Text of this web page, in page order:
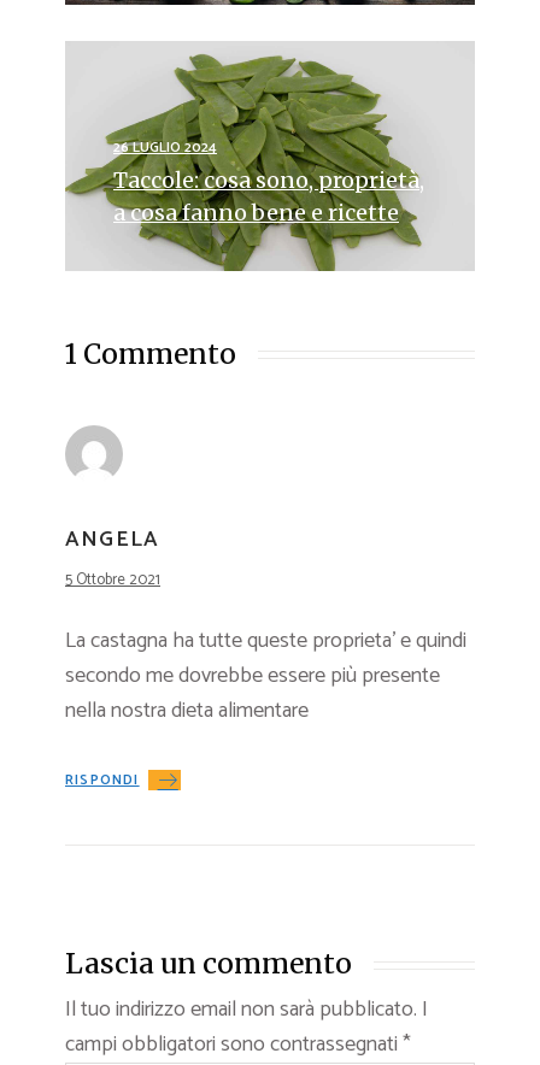
26 LUGLIO 2024
Taccole: cosa sono, proprietà,
a cosa fanno bene e ricette
1 Commento
ANGELA
5 Ottobre 2021
La castagna ha tutte queste proprieta’ e quindi
secondo me dovrebbe essere più presente
nella nostra dieta alimentare
RISPONDI
Lascia un commento
Il tuo indirizzo email non sarà pubblicato. I
campi obbligatori sono contrassegnati*